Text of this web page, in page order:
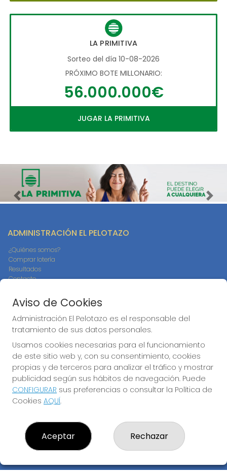
LA PRIMITIVA
Sorteo del día 10-08-2026
PRÓXIMO BOTE MILLONARIO:
56.000.000€
JUGAR LA PRIMITIVA
Imagen anterior
ADMINISTRACIÓN EL PELOTAZO
¿Quiénes somos?
Comprar lotería
Resultados
Contacto
Compra en SELAE
Peñas
Boletos digitales
Acceso
CONTACTO
ADMINISTRACION DE LOTERIAS: 17-CADIZ - RECEPTOR
OFICIAL: 21300
956073495
info@administracionelpelotazo.es
Callejones Cardoso nº12
Cádiz, 11002
Aviso de Cookies
Administración El Pelotazo es el responsable del
tratamiento de sus datos personales.
Usamos cookies necesarias para el funcionamiento
de este sitio web y, con su consentimiento, cookies
propias y de terceros para analizar el tráfico y mostrar
publicidad según sus hábitos de navegación. Puede
CONFIGURAR sus preferencias o consultar la Política de
Cookies AQUÍ.
Aceptar Rechazar